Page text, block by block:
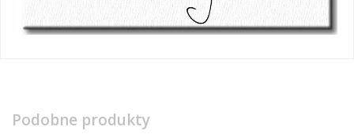
Podobne produkty